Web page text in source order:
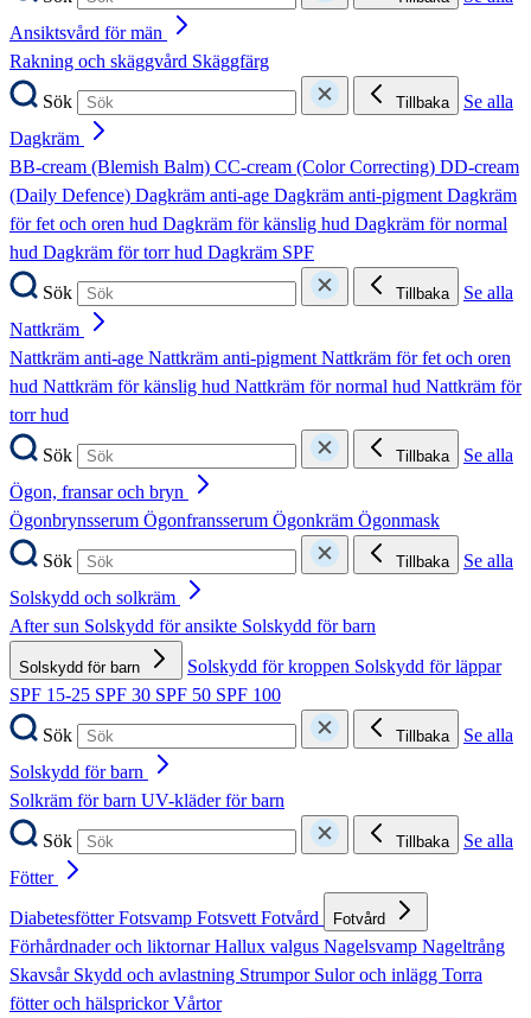
Ansiktsvård för män
Rakning och skäggvård Skäggfärg
Sök
Tillbaka
Se alla
Dagkräm
BB-cream (Blemish Balm) CC-cream (Color Correcting) DD-cream
(Daily Defence) Dagkräm anti-age Dagkräm anti-pigmentDagkräm
för fet och oren hud Dagkräm för känslig hud Dagkräm för normal
hud Dagkräm för torr hud Dagkräm SPF
Sök
Tillbaka
Se alla
Nattkräm
Nattkräm anti-age Nattkräm anti-pigmentNattkräm för fet och oren
hud Nattkräm för känslig hud Nattkräm för normal hud Nattkräm för
torr hud
Sök
Tillbaka
Se alla
Ögon, fransar och bryn
Ögonbrynsserum Ögonfransserum Ögonkräm Ögonmask
Sök
Tillbaka
Se alla
Solskydd och solkräm
After sun Solskydd för ansikte Solskydd för barn
Solskydd för barn Solskydd för kroppen Solskydd för läppar
SPF 15-25 SPF 30 SPF 50 SPF 100
Sök
Tillbaka
Se alla
Solskydd för barn
Solkräm för barn UV-kläder för barn
Sök
Tillbaka
Se alla
Fötter
DiabetesfötterFotsvamp FotsvettFotvård Fotvård
Förhårdnader och liktornarHallux valgus Nagelsvamp Nageltrång
Skavsår Skydd och avlastning Strumpor Sulor och inlägg Torra
fötter och hälsprickorVårtor